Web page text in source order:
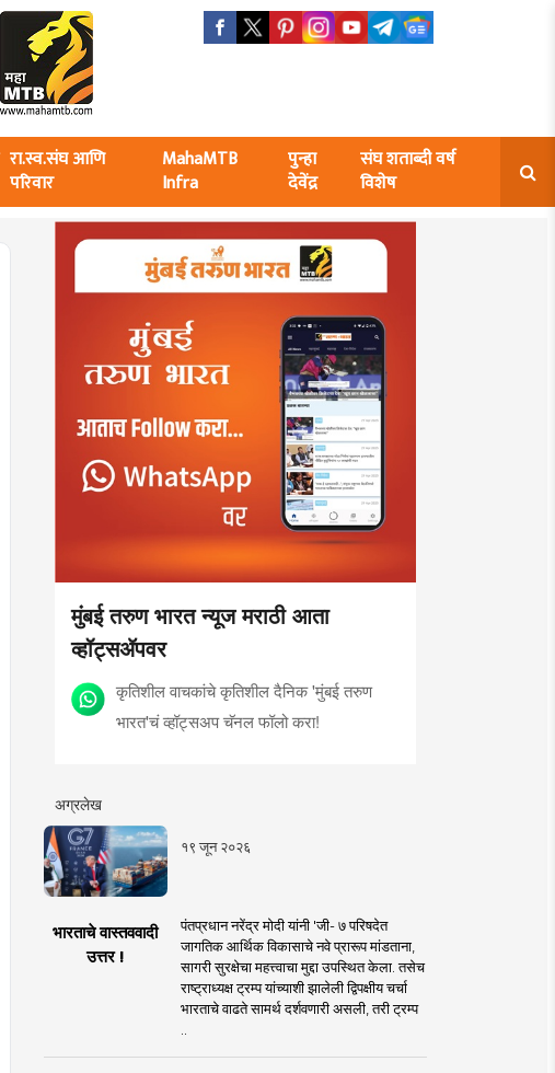
रा.स्व.संघ आणि
परिवार
MahaMTB
Infra
पुन्हा
देवेंद्र
संघ शताब्दी वर्ष
विशेष
मुंबई तरुण भारत न्यूज मराठी आता
व्हॉट्सॲपवर
कृतिशील वाचकांचे कृतिशील दैनिक 'मुंबई तरुण
भारत'चं व्हॉट्सअप चॅनल फॉलो करा!
अग्रलेख
१९ जून २०२६
भारताचे वास्तववादी
उत्तर !
पंतप्रधान नरेंद्र मोदी यांनी 'जी- ७ परिषदेत
जागतिक आर्थिक विकासाचे नवे प्रारूप मांडताना,
सागरी सुरक्षेचा महत्त्वाचा मुद्दा उपस्थित केला. तसेच
राष्ट्राध्यक्ष ट्रम्प यांच्याशी झालेली द्विपक्षीय चर्चा
भारताचे वाढते सामर्थ दर्शवणारी असली, तरी ट्रम्प